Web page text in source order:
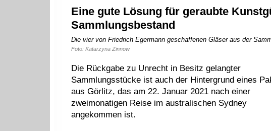
Eine gute Lösung für geraubte
Sammlungsbestand
Die vier von Friedrich Egermann geschaffenen Gläser aus der
Foto: Katarzyna Zinnow
Die Rückgabe zu Unrecht in Besitz gelangter
Sammlungsstücke ist auch der Hintergrund eines
aus Görlitz, das am 22. Januar 2021 nach einer
zweimonatigen Reise im australischen Sydney
angekommen ist.